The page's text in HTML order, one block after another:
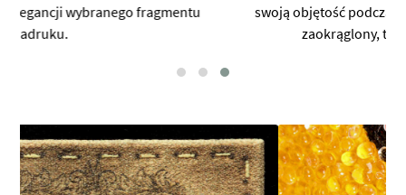
swoją objętość podczas wysychania, dając miękko
zaokrąglony, trójwymiarowy efekt.